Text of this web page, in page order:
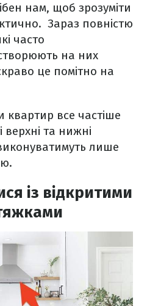
нам, щоб зрозуміти
Зараз повністю
часто
на них
це помітно на
квартир все частіше
верхні та нижні
лише
із відкритими